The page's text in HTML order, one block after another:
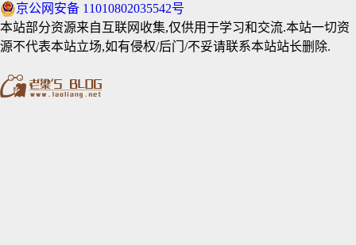
京公网安备 11010802035542号
本站部分资源来自互联网收集,仅供用于学习和交流.本站一切资
源不代表本站立场,如有侵权/后门/不妥请联系本站站长删除.